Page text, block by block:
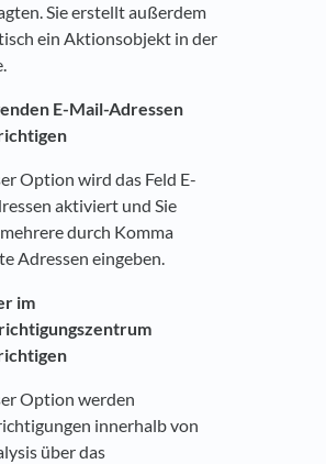
Sie erstellt außerdem
ein Aktionsobjekt in der
E-Mail-Adressen
Option wird das Feld E-
aktiviert und Sie
durch Komma
Adressen eingeben.
im
Option werden
innerhalb von
über das